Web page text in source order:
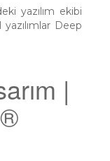
yazılım ekibi
Deep
|